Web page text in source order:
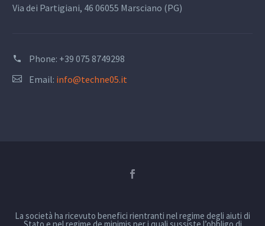
Via dei Partigiani, 46 06055 Marsciano (PG)
Phone: +39 075 8749298
Email: info@techne05.it
La società ha ricevuto benefici rientranti nel regime degli aiuti di